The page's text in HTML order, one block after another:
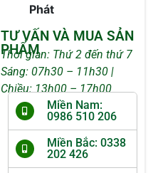
Phát
TƯ VẤN VÀ MUA SẢN
PHẨM
Thời gian: Thứ 2 đến thứ 7
Sáng: 07h30 – 11h30 |
Chiều: 13h00 – 17h00
Miền Nam:
0986 510 206
Miền Bắc: 0338
202 426